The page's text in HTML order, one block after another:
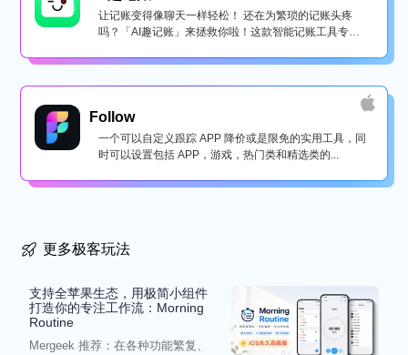
让记账变得像聊天一样轻松！ 还在为繁琐的记账头疼
吗？「AI趣记账」来拯救你啦！这款智能记账工具专为
Follow
一个可以自定义跟踪 APP 降价或是限免的实用工具，同
时可以设置包括 APP，游戏，热门类和精选类的...
更多极客玩法
支持全苹果生态，用极简小组件
打造你的专注工作流：Morning
Routine
Mergeek 推荐：在各种功能繁复、